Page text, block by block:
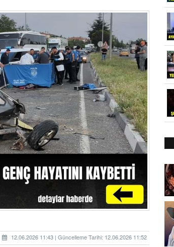
12.06.2026 11:43 | Güncelleme Tarihi: 12.06.2026 11:52